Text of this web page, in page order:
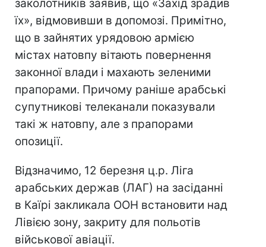
заколотників заявив, що «Захід зрадив
їх», відмовивши в допомозі. Примітно,
що в зайнятих урядовою армією
містах натовпу вітають повернення
законної влади і махають зеленими
прапорами. Причому раніше арабські
супутникові телеканали показували
такі ж натовпу, але з прапорами
опозиції.
Відзначимо, 12 березня ц.р. Ліга
арабських держав (ЛАГ) на засіданні
в Каїрі закликала ООН встановити над
Лівією зону, закриту для польотів
військової авіації.